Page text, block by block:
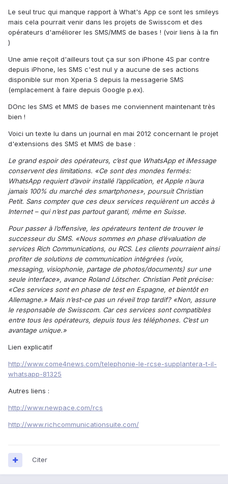
Le seul truc qui manque rapport à What's App ce sont les smileys
mais cela pourrait venir dans les projets de Swisscom et des
opérateurs d'améliorer les SMS/MMS de bases ! (voir liens à la fin
)
Une amie reçoit d'ailleurs tout ça sur son iPhone 4S par contre
depuis iPhone, les SMS c'est nul y a aucune de ses actions
disponible sur mon Xperia S depuis la messagerie SMS
(emplacement à faire depuis Google p.ex).
DOnc les SMS et MMS de bases me conviennent maintenant très
bien !
Voici un texte lu dans un journal en mai 2012 concernant le projet
d'extensions des SMS et MMS de base :
Le grand espoir des opérateurs, c’est que WhatsApp et iMessage
conservent des limitations. «Ce sont des mondes fermés:
WhatsApp requiert d’avoir installé l’application, et Apple n’aura
jamais 100% du marché des smartphones», poursuit Christian
Petit. Sans compter que ces deux services requièrent un accès à
Internet – qui n’est pas partout garanti, même en Suisse.
Pour passer à l’offensive, les opérateurs tentent de trouver le
successeur du SMS. «Nous sommes en phase d’évaluation de
services Rich Communications, ou RCS. Les clients pourraient ainsi
profiter de solutions de communication intégrées (voix,
messaging, visiophonie, partage de photos/documents) sur une
seule interface», avance Roland Lötscher. Christian Petit précise:
«Ces services sont en phase de test en Espagne, et bientôt en
Allemagne.» Mais n’est-ce pas un réveil trop tardif? «Non, assure
le responsable de Swisscom. Car ces services sont compatibles
entre tous les opérateurs, depuis tous les téléphones. C’est un
avantage unique.»
Lien explicatif
http://www.come4news.com/telephonie-le-rcse-supplantera-t-il-
whatsapp-81325
Autres liens :
http://www.newpace.com/rcs
http://www.richcommunicationsuite.com/
Citer